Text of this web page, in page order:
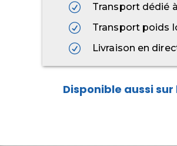
Transport dédié
Transport poids
Livraison en